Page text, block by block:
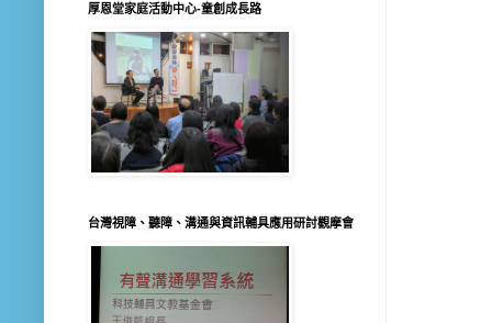
厚恩堂家庭活動中心-童創成長路
台灣視障、聽障、溝通與資訊輔具應用研討觀摩會